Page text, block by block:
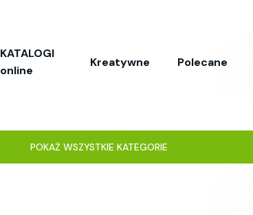
KATALOGI
online
Kreatywne Polecane
POKAŻ WSZYSTKIE KATEGORIE